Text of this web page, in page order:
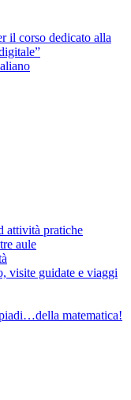
il corso dedicato alla
attività pratiche
aule
visite guidate e viaggi
matematica!